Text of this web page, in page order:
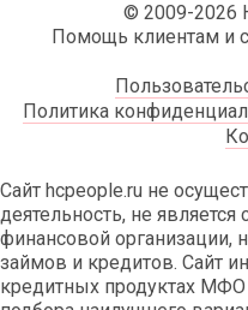
© 2009-2026
Помощь клиентам и
Политика
Сайт hcpeople.ru не
деятельность, не
финансовой организации,
займов и кредитов. Сайт
кредитных продуктах